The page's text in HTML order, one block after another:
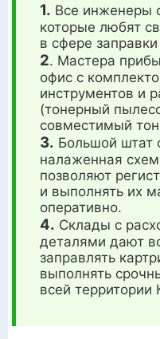
1. Все инженеры
которые любят
в сфере
2. Мастера
офис с
инструментов и
(тонерный
совместимый
3. Большой штат
налаженная
позволяют
и выполнять их
оперативно.
4. Склады с
деталями дают
заправлять
выполнять
всей территории